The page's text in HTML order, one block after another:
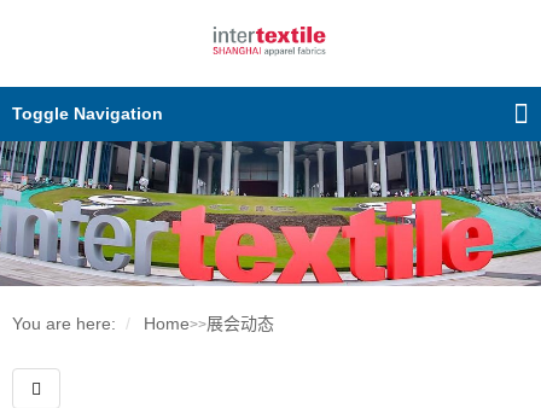
Toggle Navigation
You are here: Home>>展会动态